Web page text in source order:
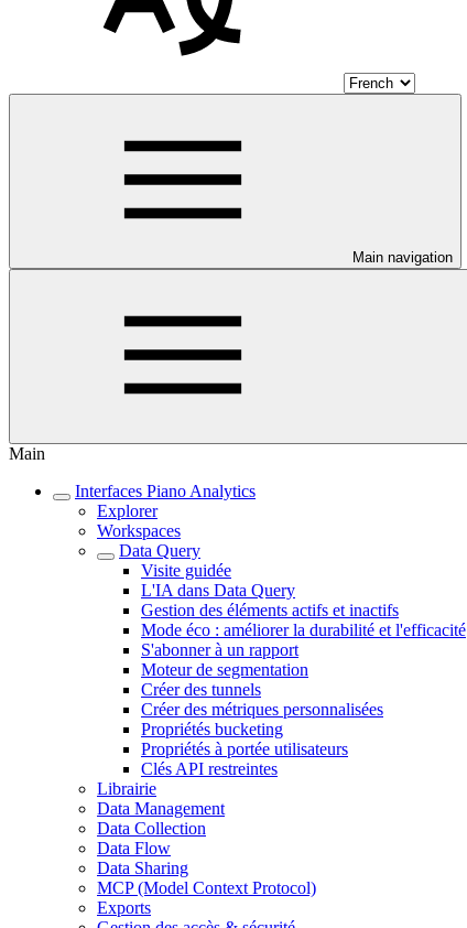
Main navigation
Main
Interfaces Piano Analytics
Explorer
Workspaces
Data Query
Visite guidée
L'IA dans Data Query
Gestion des éléments actifs et inactifs
Mode éco : améliorer la durabilité et l'efficacité
S'abonner à un rapport
Moteur de segmentation
Créer des tunnels
Créer des métriques personnalisées
Propriétés bucketing
Propriétés à portée utilisateurs
Clés API restreintes
Librairie
Data Management
Data Collection
Data Flow
Data Sharing
MCP (Model Context Protocol)
Exports